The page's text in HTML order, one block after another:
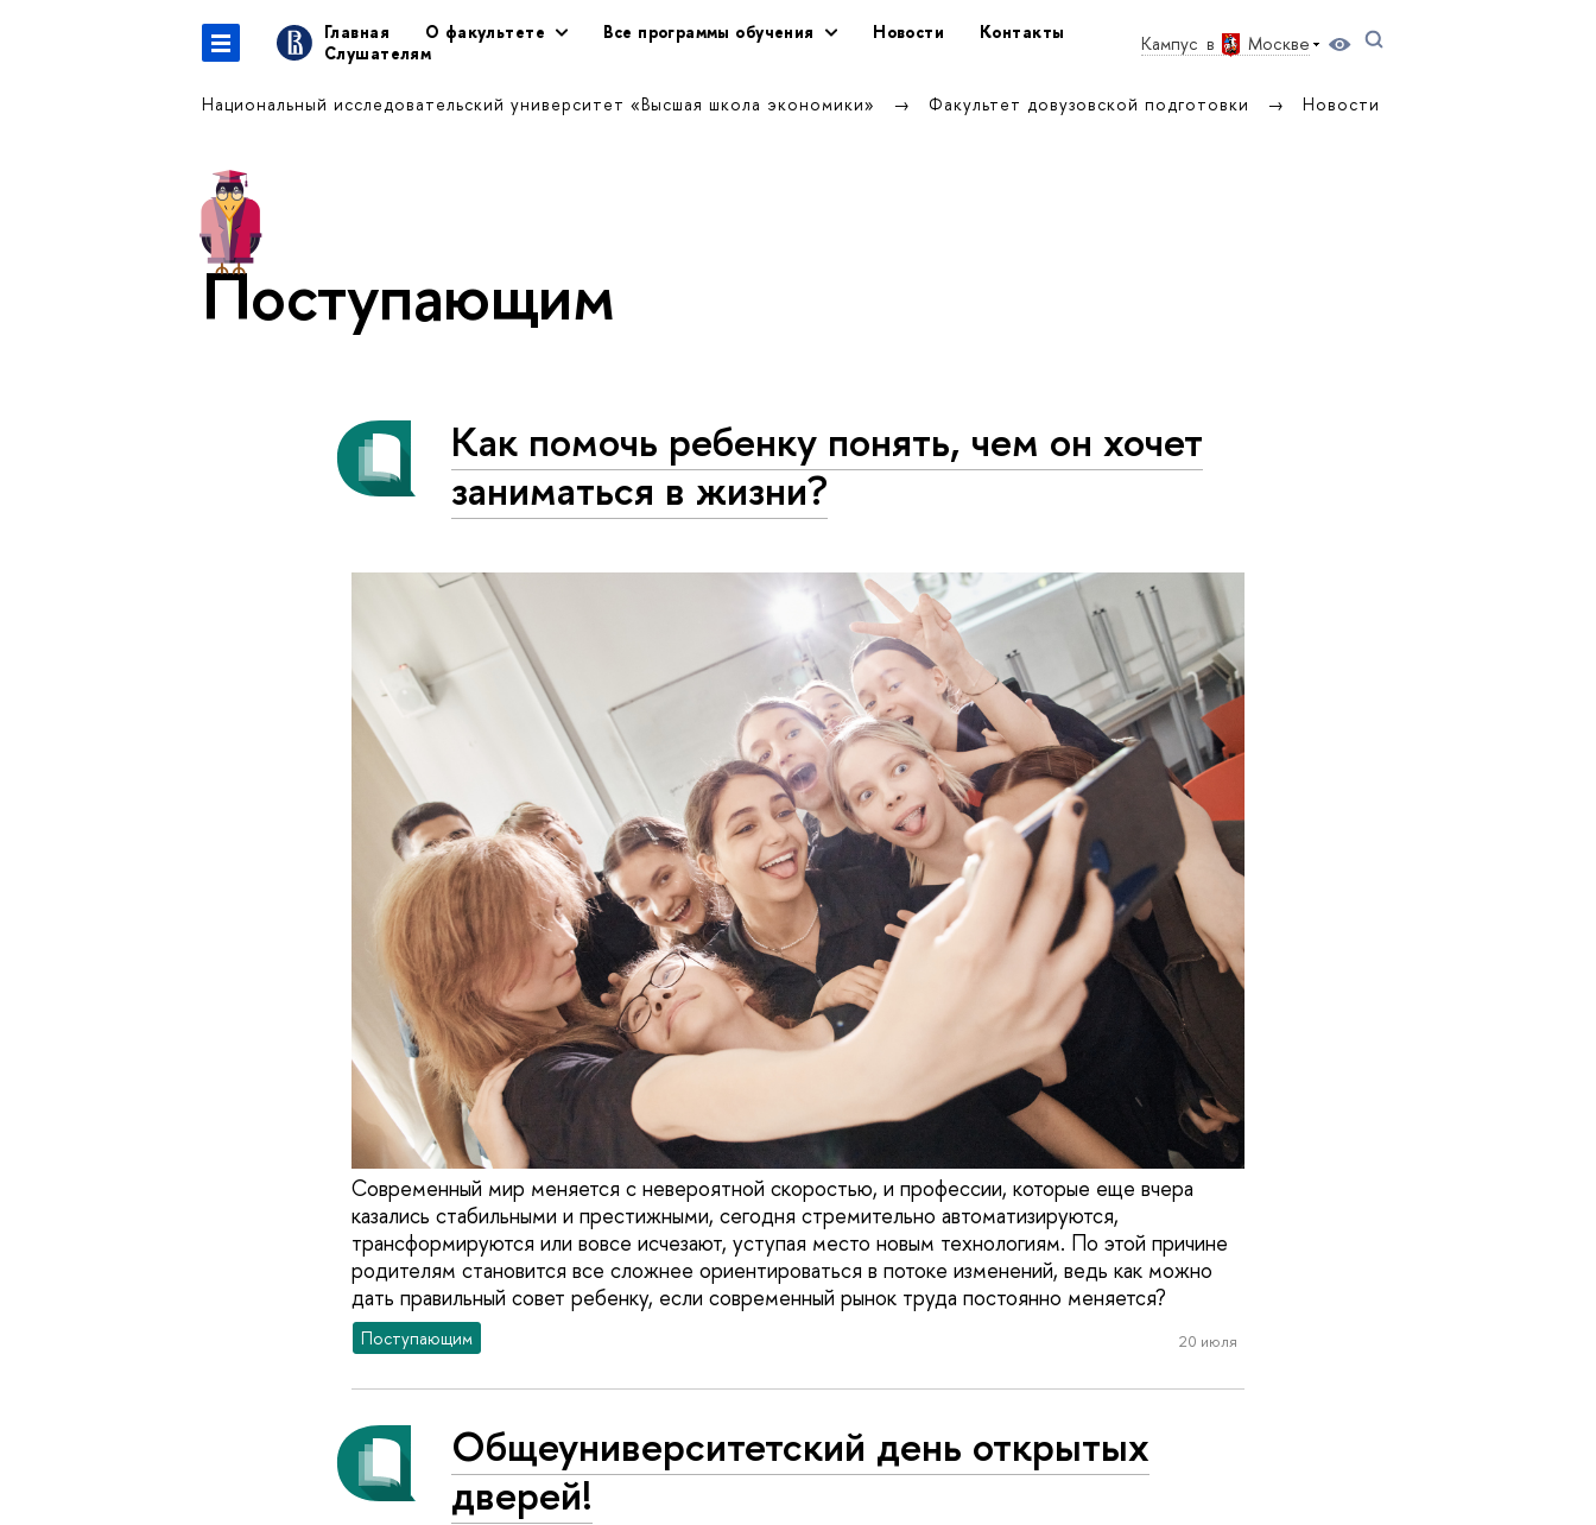
Главная О факультете Все программы обучения Новости
Контакты
Слушателям
Кампус в Москве
Национальный исследовательский университет «Высшая школа экономики» Факультет довузовской подготовки Новости
Поступающим
Как помочь ребенку понять, чем он хочет
заниматься в жизни?
Современный мир меняется с невероятной скоростью, и профессии, которые еще вчера
казались стабильными и престижными, сегодня стремительно автоматизируются,
трансформируются или вовсе исчезают, уступая место новым технологиям. По этой причине
родителям становится все сложнее ориентироваться в потоке изменений, ведь как можно
дать правильный совет ребенку, если современный рынок труда постоянно меняется?
Поступающим 20 июля
Общеуниверситетский день открытых
дверей!